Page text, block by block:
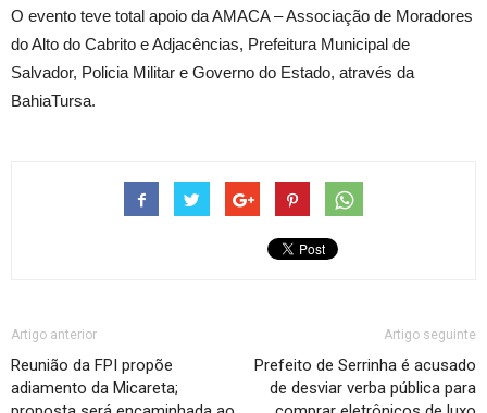
O evento teve total apoio da AMACA – Associação de Moradores
do Alto do Cabrito e Adjacências, Prefeitura Municipal de
Salvador, Policia Militar e Governo do Estado, através da
BahiaTursa.
Artigo anterior
Reunião da FPI propõe
adiamento da Micareta;
Artigo seguinte
Prefeito de Serrinha é acusado
de desviar verba pública para